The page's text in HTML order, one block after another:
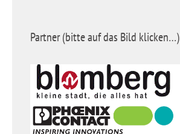
Partner (bitte auf das Bild klicken…)